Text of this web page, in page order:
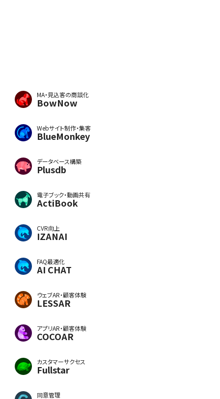
MA・見込客の商談化
BowNow
Webサイト制作・集客
BlueMonkey
データベース構築
Plusdb
電子ブック・動画共有
ActiBook
CVR向上
IZANAI
FAQ最適化
AI CHAT
ウェブAR・顧客体験
LESSAR
アプリAR・顧客体験
COCOAR
カスタマーサクセス
Fullstar
同意管理